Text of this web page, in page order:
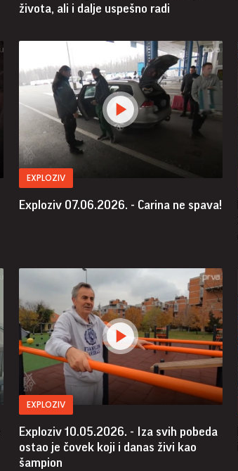
života, ali i dalje uspešno radi
EXPLOZIV
Exploziv 07.06.2026. - Carina ne spava!
EXPLOZIV
Exploziv 10.05.2026. - Iza svih pobeda
ostao je čovek koji i danas živi kao
šampion